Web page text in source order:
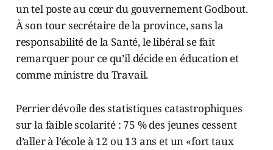
un tel poste au cœur du gouvernement Godbout.
À son tour secrétaire de la province, sans la
responsabilité de la Santé, le libéral se fait
remarquer pour ce qu’il décide en éducation et
comme ministre du Travail.
Perrier dévoile des statistiques catastrophiques
sur la faible scolarité : 75 % des jeunes cessent
d’aller à l’école à 12 ou 13 ans et un «fort taux